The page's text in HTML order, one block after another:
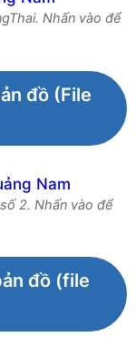
Nhấn vào để
đồ (File
2. Nhấn vào để
đồ (file